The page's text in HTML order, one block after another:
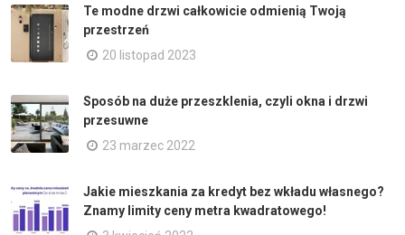
Te modne drzwi całkowicie odmienią Twoją
przestrzeń
20 listopad 2023
Sposób na duże przeszklenia, czyli okna i drzwi
przesuwne
23 marzec 2022
Jakie mieszkania za kredyt bez wkładu własnego?
Znamy limity ceny metra kwadratowego!